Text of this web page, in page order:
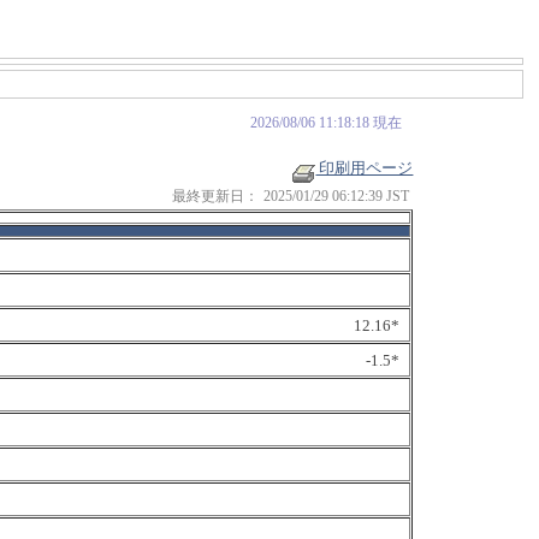
2026/08/06 11:18:18 現在
印刷用ページ
最終更新日： 2025/01/29 06:12:39 JST
12.16*
-1.5*